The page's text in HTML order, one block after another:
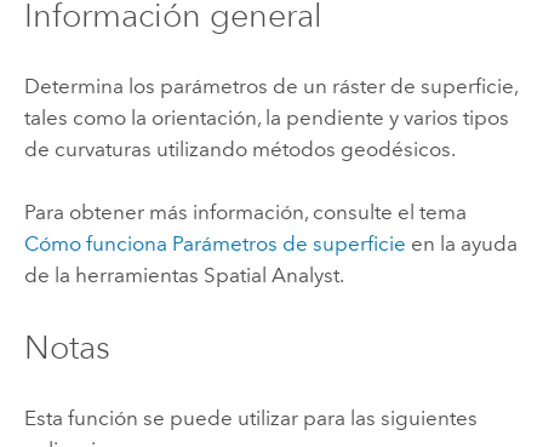
Información general
Determina los parámetros de un ráster de superficie,
tales como la orientación, la pendiente y varios tipos
de curvaturas utilizando métodos geodésicos.
Para obtener más información, consulte el tema
Cómo funciona Parámetros de superficie en la ayuda
de la herramientas Spatial Analyst.
Notas
Esta función se puede utilizar para las siguientes